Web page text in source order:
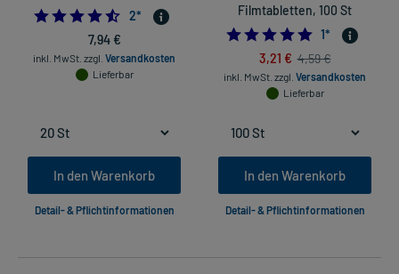
4.5
2*
7,94 €
inkl. MwSt. zzgl. Versandkosten
Lieferbar
In den Warenkorb
Detail- & Pflichtinformationen
Filmtabletten, 100 St
5.0
1*
3,21 € 4,59 €
inkl. MwSt. zzgl. Versandkosten
Lieferbar
In den Warenkorb
Detail- & Pflichtinformationen